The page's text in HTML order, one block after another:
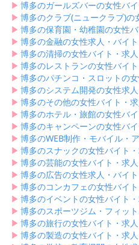
▶︎ 博多のガールズバーの女性バ
▶︎ 博多のクラブ(ニュークラブ)の
▶︎ 博多の保育園・幼稚園の女性
▶︎ 博多の金融の女性求人・バイト
▶︎ 博多の清掃の女性バイト・求人
▶︎ 博多のレストランの女性バイ
▶︎ 博多のパチンコ・スロットの
▶︎ 博多のシステム開発の女性求
▶︎ 博多のその他の女性バイト・求
▶︎ 博多のホテル・旅館の女性バ
▶︎ 博多のキャンペーンの女性バ
▶︎ 博多のWEB制作・モバイル・
▶︎ 博多のスナックの女性バイト・
▶︎ 博多の芸能の女性バイト・求人
▶︎ 博多の広告の女性求人・バイト
▶︎ 博多のコンカフェの女性バイ
▶︎ 博多のイベントの女性バイト・
▶︎ 博多のスポーツジム・フィッ
▶︎ 博多の旅行の女性バイト・求人
▶︎ 博多の製造の女性バイト・求人